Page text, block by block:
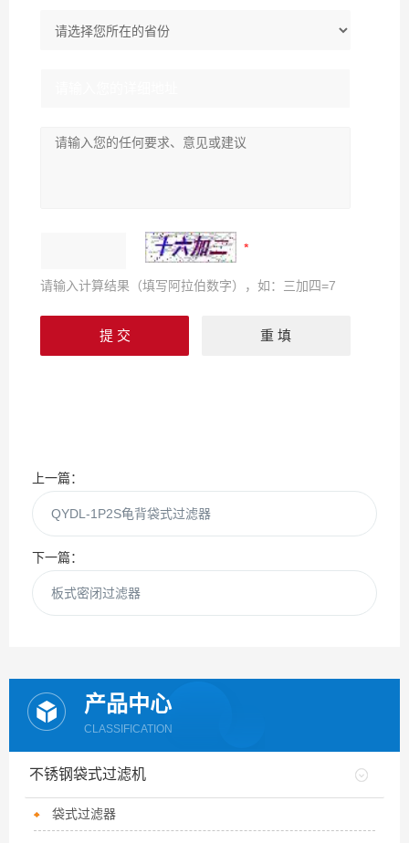
请输入计算结果（填写阿拉伯数字），如：三加四=7
上一篇：
QYDL-1P2S龟背袋式过滤器
下一篇：
板式密闭过滤器
产品中心
CLASSIFICATION
不锈钢袋式过滤机
袋式过滤器